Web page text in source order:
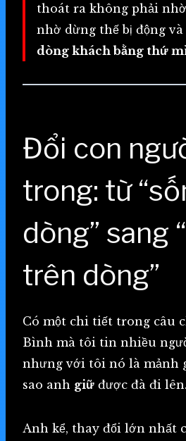
thoát ra không phải
nhờ dừng thế bị động và
dòng khách bằng thứ
Đổi con
trong: từ
dòng” sang
trên dòng”
Có một chi tiết trong câu
Bình mà tôi tin nhiều
nhưng với tôi nó là mảnh
sao anh giữ được đà đi lên.
Anh kể, thay đổi lớn nhất